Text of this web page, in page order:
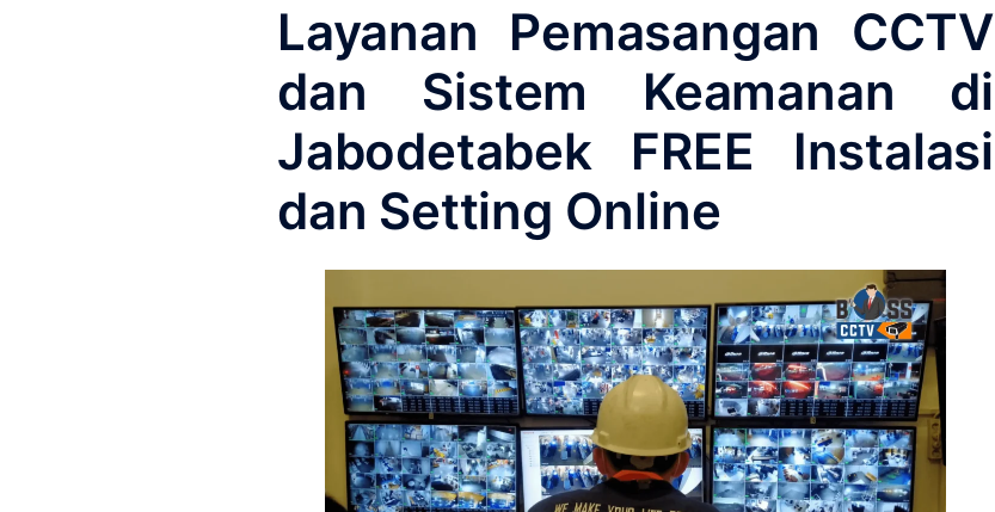
Layanan Pemasangan CCTV
dan Sistem Keamanan di
Jabodetabek FREE Instalasi
dan Setting Online